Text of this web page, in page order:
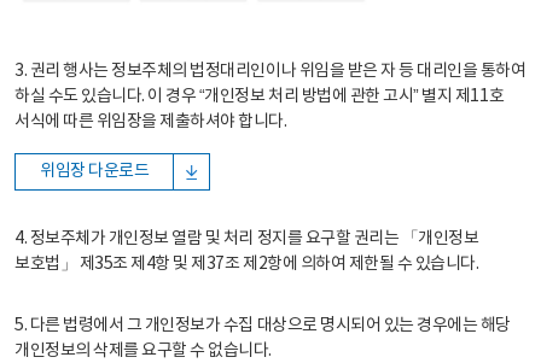
3. 권리 행사는 정보주체의 법정대리인이나 위임을 받은 자 등 대리인을 통하여
하실 수도 있습니다. 이 경우 “개인정보 처리 방법에 관한 고시” 별지 제11호
서식에 따른 위임장을 제출하셔야 합니다.
위임장 다운로드
4. 정보주체가 개인정보 열람 및 처리 정지를 요구할 권리는 「개인정보
보호법」 제35조 제4항 및 제37조 제2항에 의하여 제한될 수 있습니다.
5. 다른 법령에서 그 개인정보가 수집 대상으로 명시되어 있는 경우에는 해당
개인정보의 삭제를 요구할 수 없습니다.